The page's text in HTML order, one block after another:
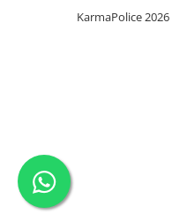
KarmaPolice 2026